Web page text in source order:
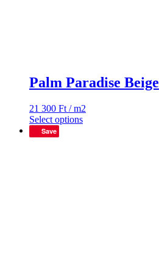
Palm Paradise Beige
21 300 Ft / m2
Select options
Save